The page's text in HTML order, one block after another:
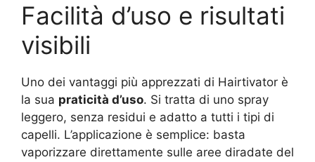
Facilità d’uso e risultati
visibili
Uno dei vantaggi più apprezzati di Hairtivator è
la sua praticità d’uso. Si tratta di uno spray
leggero, senza residui e adatto a tutti i tipi di
capelli. L’applicazione è semplice: basta
vaporizzare direttamente sulle aree diradate del